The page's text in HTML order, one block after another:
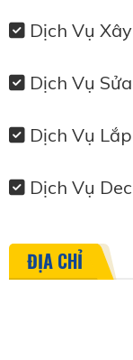
Dịch Vụ
Dịch Vụ
Dịch Vụ
Dịch Vụ
ĐỊA CHỈ